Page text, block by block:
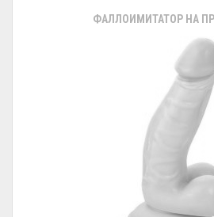
ФАЛЛОИМИТАТОР НА